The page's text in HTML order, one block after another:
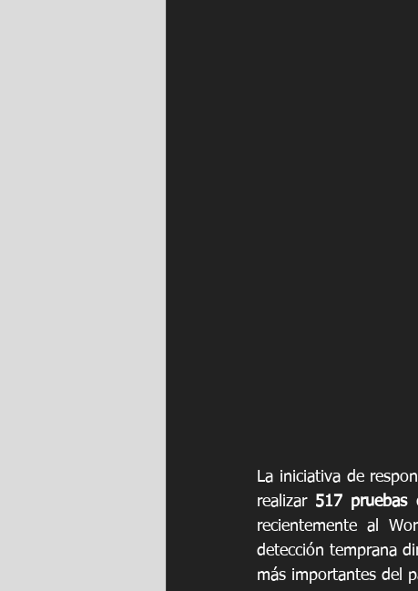
La iniciativa de
realizar 517 pruebas
recientemente al
detección temprana
más importantes del